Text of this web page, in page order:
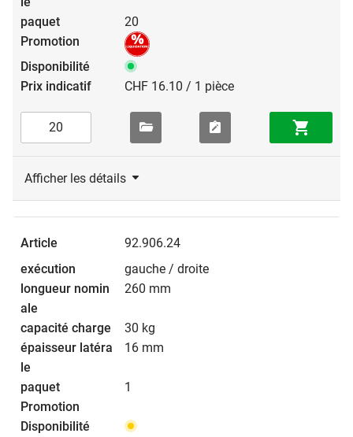
20
CHF 16.10 / 1 pièce
Afficher les détails
92.906.24
gauche / droite
260 mm
30 kg
16 mm
1